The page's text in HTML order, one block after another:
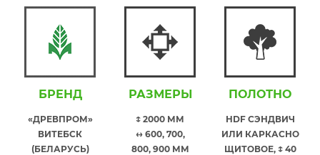
БРЕНД
«ДРЕВПРОМ»
ВИТЕБСК
(БЕЛАРУСЬ)
РАЗМЕРЫ
↕ 2000 ММ
↔ 600, 700,
800, 900 ММ
ПОЛОТНО
HDF СЭНДВИЧ
ИЛИ КАРКАСНО
ЩИТОВОЕ, ↕ 40